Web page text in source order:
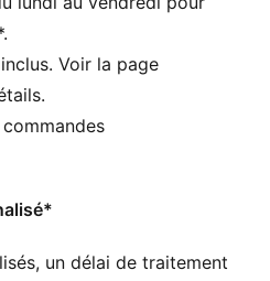
Voir la page
un délai de traitement